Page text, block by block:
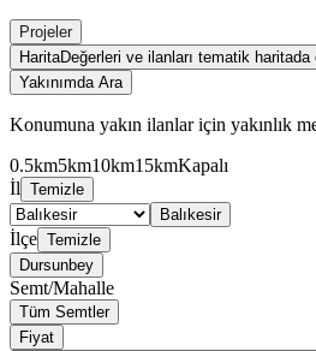
Projeler
HaritaDeğerleri ve ilanları tematik haritada
Yakınımda Ara
Konumuna yakın ilanlar için yakınlık
0.5km5km10km15kmKapalı
İl Temizle
Balıkesir
İlçe Temizle
Dursunbey
Semt/Mahalle
Tüm Semtler
Fiyat